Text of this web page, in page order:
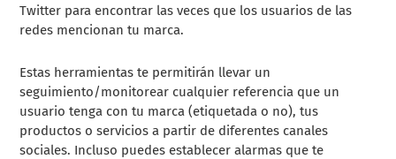
Twitter para encontrar las veces que los usuarios de las
redes mencionan tu marca.
Estas herramientas te permitirán llevar un
seguimiento/monitorear cualquier referencia que un
usuario tenga con tu marca (etiquetada o no), tus
productos o servicios a partir de diferentes canales
sociales. Incluso puedes establecer alarmas que te